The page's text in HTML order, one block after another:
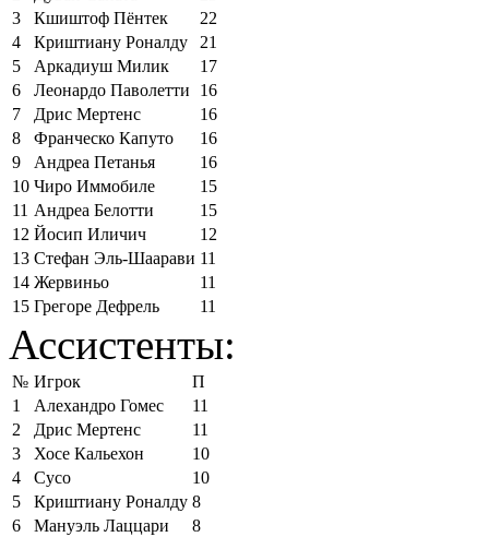
3
Кшиштоф Пёнтек
22
4
Криштиану Роналду
21
5
Аркадиуш Милик
17
6
Леонардо Паволетти
16
7
Дрис Мертенс
16
8
Франческо Капуто
16
9
Андреа Петанья
16
10 Чиро Иммобиле
15
11 Андреа Белотти
15
12 Йосип Иличич
12
13 Стефан Эль-Шаарави 11
14 Жервиньо
11
15 Грегоре Дефрель 11
Ассистенты:
№ Игрок
П
1
Алехандро Гомес
11
2
Дрис Мертенс
11
3
Хосе Кальехон
10
4
Сусо
10
5
Криштиану Роналду 8
6
Мануэль Лаццари
8